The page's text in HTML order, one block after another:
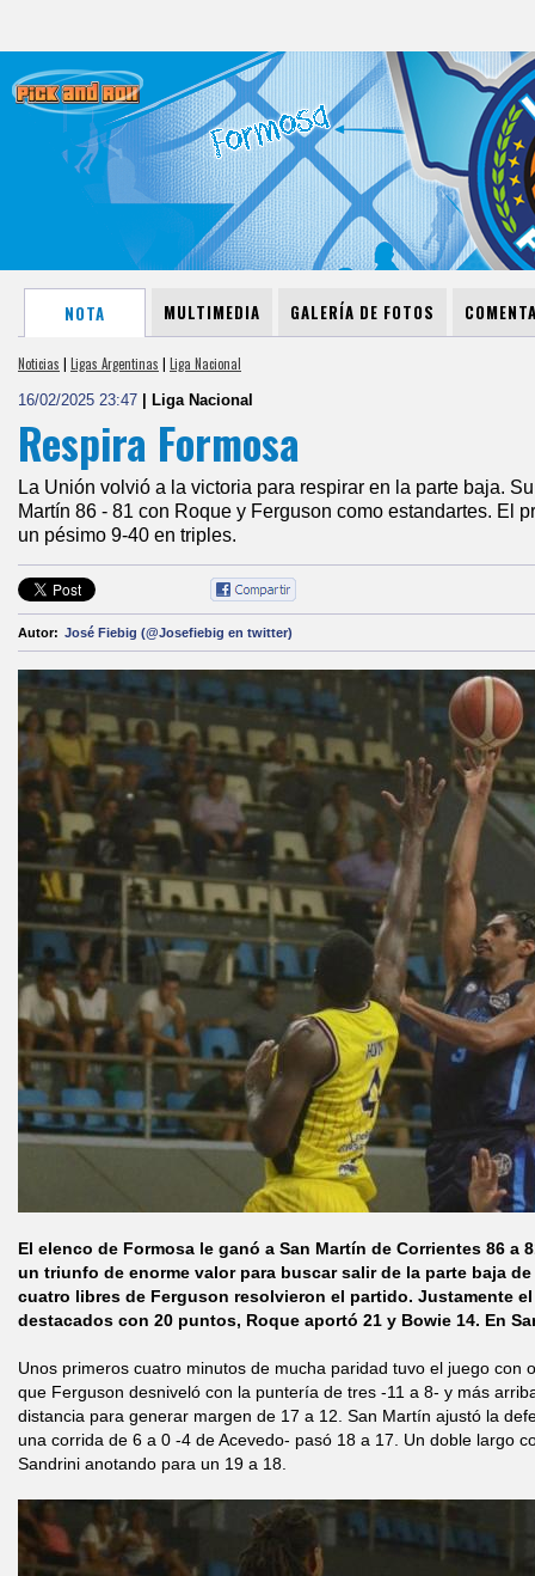
NOTA MULTIMEDIA GALERÍA DE FOTOS
Noticias | Ligas Argentinas | Liga Nacional
16/02/2025 23:47 | Liga Nacional
Respira Formosa
La Unión volvió a la victoria para respirar en la parte baja.
Martín 86 - 81 con Roque y Ferguson como estandartes. El
un pésimo 9-40 en triples.
Autor: José Fiebig (@Josefiebig en twitter)
El elenco de Formosa le ganó a San Martín de Corrientes 86 a
un triunfo de enorme valor para buscar salir de la parte baja
cuatro libres de Ferguson resolvieron el partido. Justamente
destacados con 20 puntos, Roque aportó 21 y Bowie 14. En
Unos primeros cuatro minutos de mucha paridad tuvo el juego con
que Ferguson desniveló con la puntería de tres -11 a 8- y más
distancia para generar margen de 17 a 12. San Martín ajustó la
una corrida de 6 a 0 -4 de Acevedo- pasó 18 a 17. Un doble largo
Sandrini anotando para un 19 a 18.